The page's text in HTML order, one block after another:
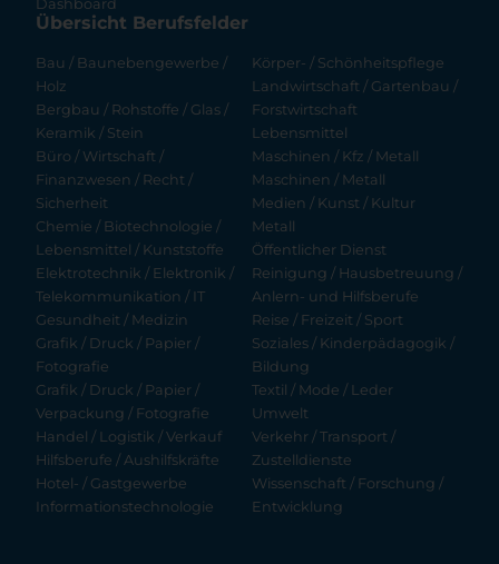
Dashboard
Übersicht Berufsfelder
Bau / Baunebengewerbe /
Holz
Bergbau / Rohstoffe / Glas /
Keramik / Stein
Büro / Wirtschaft /
Finanzwesen / Recht /
Sicherheit
Chemie / Biotechnologie /
Lebensmittel / Kunststoffe
Elektrotechnik / Elektronik /
Telekommunikation / IT
Gesundheit / Medizin
Grafik / Druck / Papier /
Fotografie
Grafik / Druck / Papier /
Verpackung / Fotografie
Handel / Logistik / Verkauf
Hilfsberufe / Aushilfskräfte
Hotel- / Gastgewerbe
Informationstechnologie
Körper- / Schönheitspflege
Landwirtschaft / Gartenbau /
Forstwirtschaft
Lebensmittel
Maschinen / Kfz / Metall
Maschinen / Metall
Medien / Kunst / Kultur
Metall
Öffentlicher Dienst
Reinigung / Hausbetreuung /
Anlern- und Hilfsberufe
Reise / Freizeit / Sport
Soziales / Kinderpädagogik /
Bildung
Textil / Mode / Leder
Umwelt
Verkehr / Transport /
Zustelldienste
Wissenschaft / Forschung /
Entwicklung